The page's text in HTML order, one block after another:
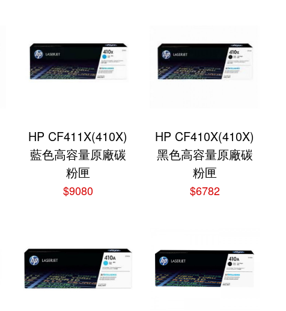
HP CF411X(410X)
藍色高容量原廠碳
粉匣
$9080
HP CF410X(410X)
黑色高容量原廠碳
粉匣
$6782